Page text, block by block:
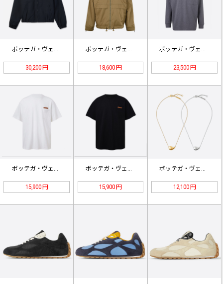
30,200 円 18,600 円 23,500 円
ボッテガ・ヴェネタ ポケットディテー…
15,900 円
ボッテガ・ヴェネタ ポケットディテー…
15,900 円
ボッテガ・ヴェネタ ドロップペンダン…
12,100 円